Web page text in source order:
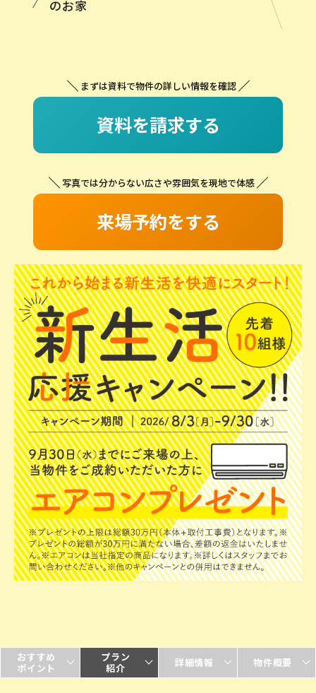
のお家
まずは資料で物件の詳しい情報を確認
資料を請求する
写真では分からない広さや雰囲気を現地で体感
来場予約をする
おすすめ
ポイント
プラン
紹介
詳細情報 物件概要